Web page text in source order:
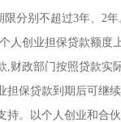
分别不超过3年、2年
人创业担保贷款额度
政部门按照贷款实
保贷款到期后可继
。以个人创业和合